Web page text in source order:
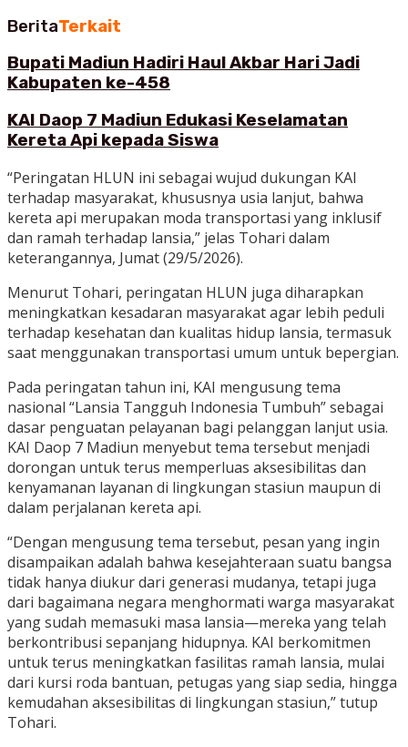
BeritaTerkait
Bupati Madiun Hadiri Haul Akbar Hari Jadi
Kabupaten ke-458
KAI Daop 7 Madiun Edukasi Keselamatan
Kereta Api kepada Siswa
“Peringatan HLUN ini sebagai wujud dukungan KAI
terhadap masyarakat, khususnya usia lanjut, bahwa
kereta api merupakan moda transportasi yang inklusif
dan ramah terhadap lansia,” jelas Tohari dalam
keterangannya, Jumat (29/5/2026).
Menurut Tohari, peringatan HLUN juga diharapkan
meningkatkan kesadaran masyarakat agar lebih peduli
terhadap kesehatan dan kualitas hidup lansia, termasuk
saat menggunakan transportasi umum untuk bepergian.
Pada peringatan tahun ini, KAI mengusung tema
nasional “Lansia Tangguh Indonesia Tumbuh” sebagai
dasar penguatan pelayanan bagi pelanggan lanjut usia.
KAI Daop 7 Madiun menyebut tema tersebut menjadi
dorongan untuk terus memperluas aksesibilitas dan
kenyamanan layanan di lingkungan stasiun maupun di
dalam perjalanan kereta api.
“Dengan mengusung tema tersebut, pesan yang ingin
disampaikan adalah bahwa kesejahteraan suatu bangsa
tidak hanya diukur dari generasi mudanya, tetapi juga
dari bagaimana negara menghormati warga masyarakat
yang sudah memasuki masa lansia—mereka yang telah
berkontribusi sepanjang hidupnya. KAI berkomitmen
untuk terus meningkatkan fasilitas ramah lansia, mulai
dari kursi roda bantuan, petugas yang siap sedia, hingga
kemudahan aksesibilitas di lingkungan stasiun,” tutup
Tohari.